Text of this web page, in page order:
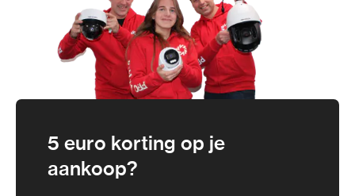
5 euro korting op je
aankoop?